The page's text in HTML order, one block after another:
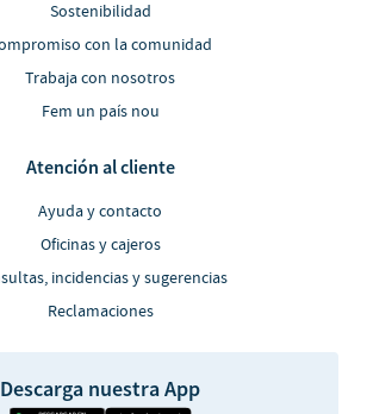
Sostenibilidad
con la comunidad
Trabaja con nosotros
Fem un país nou
Atención al cliente
Ayuda y contacto
Oficinas y cajeros
incidencias y sugerencias
Reclamaciones
Descarga nuestra App